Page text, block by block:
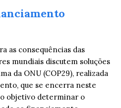
as consequências das
mundiais discutem soluções
da ONU (COP29), realizada
que se encerra neste
objetivo determinar o